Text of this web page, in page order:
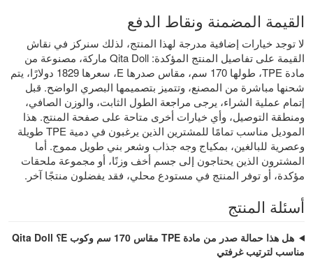
القيمة المضمنة ونقاط الدفع
لا توجد خيارات إضافية مدرجة لهذا المنتج، لذلك سنركز في نقاش
القيمة على تفاصيل المنتج المؤكدة: Qita Doll ماركة، مصنوعة من
مادة TPE، طولها 170 سم، مقاس صدرها E، سعرها 1829 دولارًا، يتم
شحنها مباشرة من المصنع، وتتميز بتصميمها البصري الواضح. قبل
إتمام عملية الشراء، يرجى مراجعة الطول الثابت، والوزن الصافي،
ومنطقة التوصيل، وأي خيارات أخرى متاحة على صفحة المنتج. هذا
الموديل مناسب تمامًا للمشترين الذين يرغبون في دمية TPE طويلة
وعصرية للبالغين، بمكياج وجه جذاب وشعر بني طويل مموج. أما
المشترون الذين يحتاجون إلى جسم أخف وزنًا، أو مجموعة ملحقات
مؤكدة، أو توفر المنتج في مستودع محلي، فقد يفضلون منتجًا آخر.
أسئلة المنتج
هل هذا حمالة صدر من مادة TPE مقاس 170 سم وكوب E؟ Qita Doll
مناسب لترتيب غرفتي